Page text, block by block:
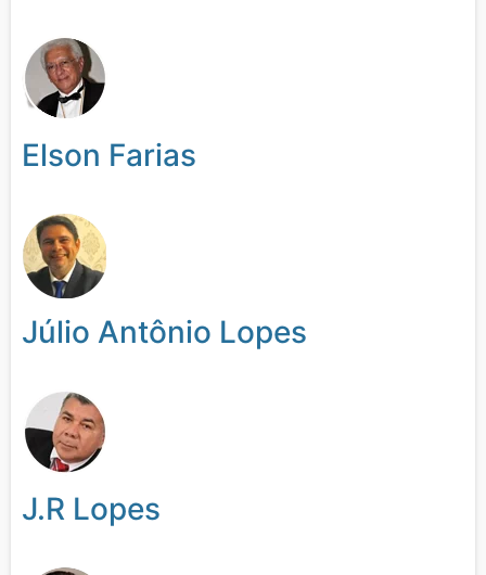
Elson Farias
Júlio Antônio Lopes
J.R Lopes